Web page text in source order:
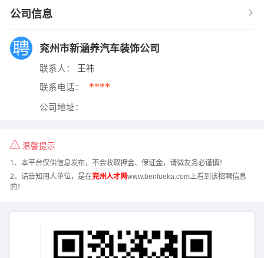
公司信息
兖州市新涵养汽车装饰公司
联系人： 王祎
联系电话： ****
公司地址：
温馨提示
1、本平台仅供信息发布，不会收取押金、保证金，请微友务必谨慎！
2、请告知用人单位，是在兖州人才网www.benfueka.com上看到该招聘信息
的！